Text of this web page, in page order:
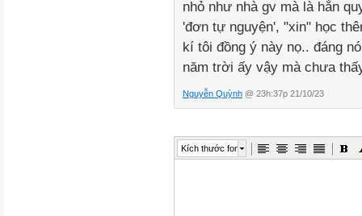
nhỏ như nhà gv mà là hẳn
'đơn tự nguyện', "xin" học
kí tôi đồng ý này nọ.. đáng
năm trời ấy vậy mà chưa
Nguyễn Quỳnh @ 23h:37p 21/10/23
Kích thước font